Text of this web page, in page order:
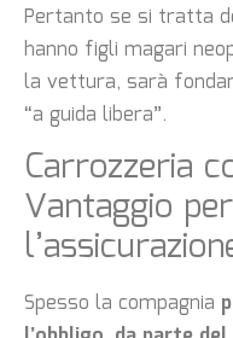
Pertanto se si tratta
hanno figli magari
la vettura, sarà
“a guida libera”.
Carrozzeria
Vantaggio
Spesso la compagnia